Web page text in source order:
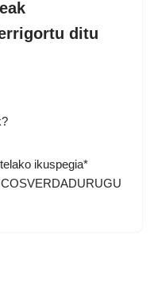
ditu
ikuspegia*